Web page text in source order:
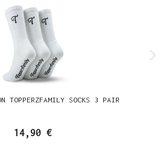
TOPPERZFAMILY SOCKS 3 PAIR
14,90 €